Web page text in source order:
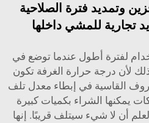
فترة الصلاحية
للمشي داخلها
أطول عندما توضع في
حرارة الغرفة تكون
في إبطاء معدل تلف
بكميات كبيرة
سيتلف قريبًا. إنها